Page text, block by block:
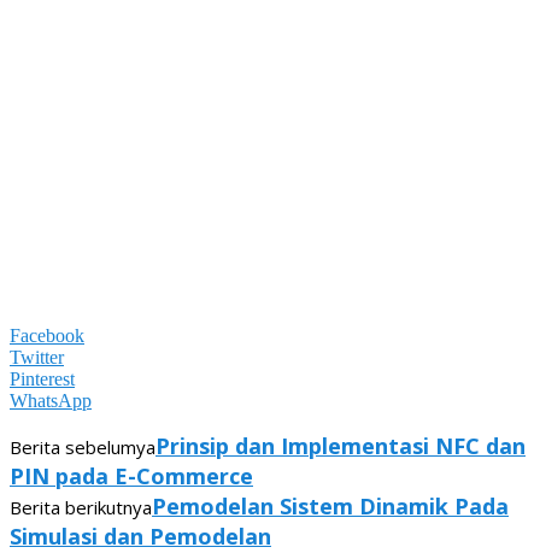
Facebook
Twitter
Pinterest
WhatsApp
Berita sebelumyaPrinsip dan Implementasi NFC dan
PIN pada E-Commerce
Berita berikutnyaPemodelan Sistem Dinamik Pada
Simulasi dan Pemodelan